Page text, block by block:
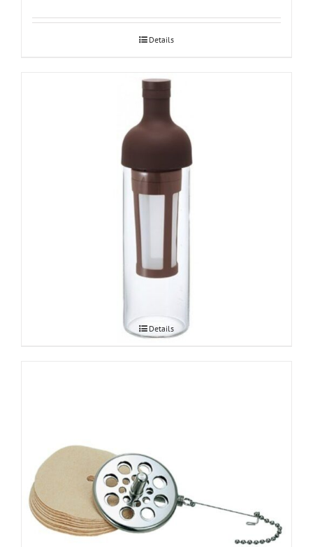
Details
Hario Cold Brew Coffee
Details